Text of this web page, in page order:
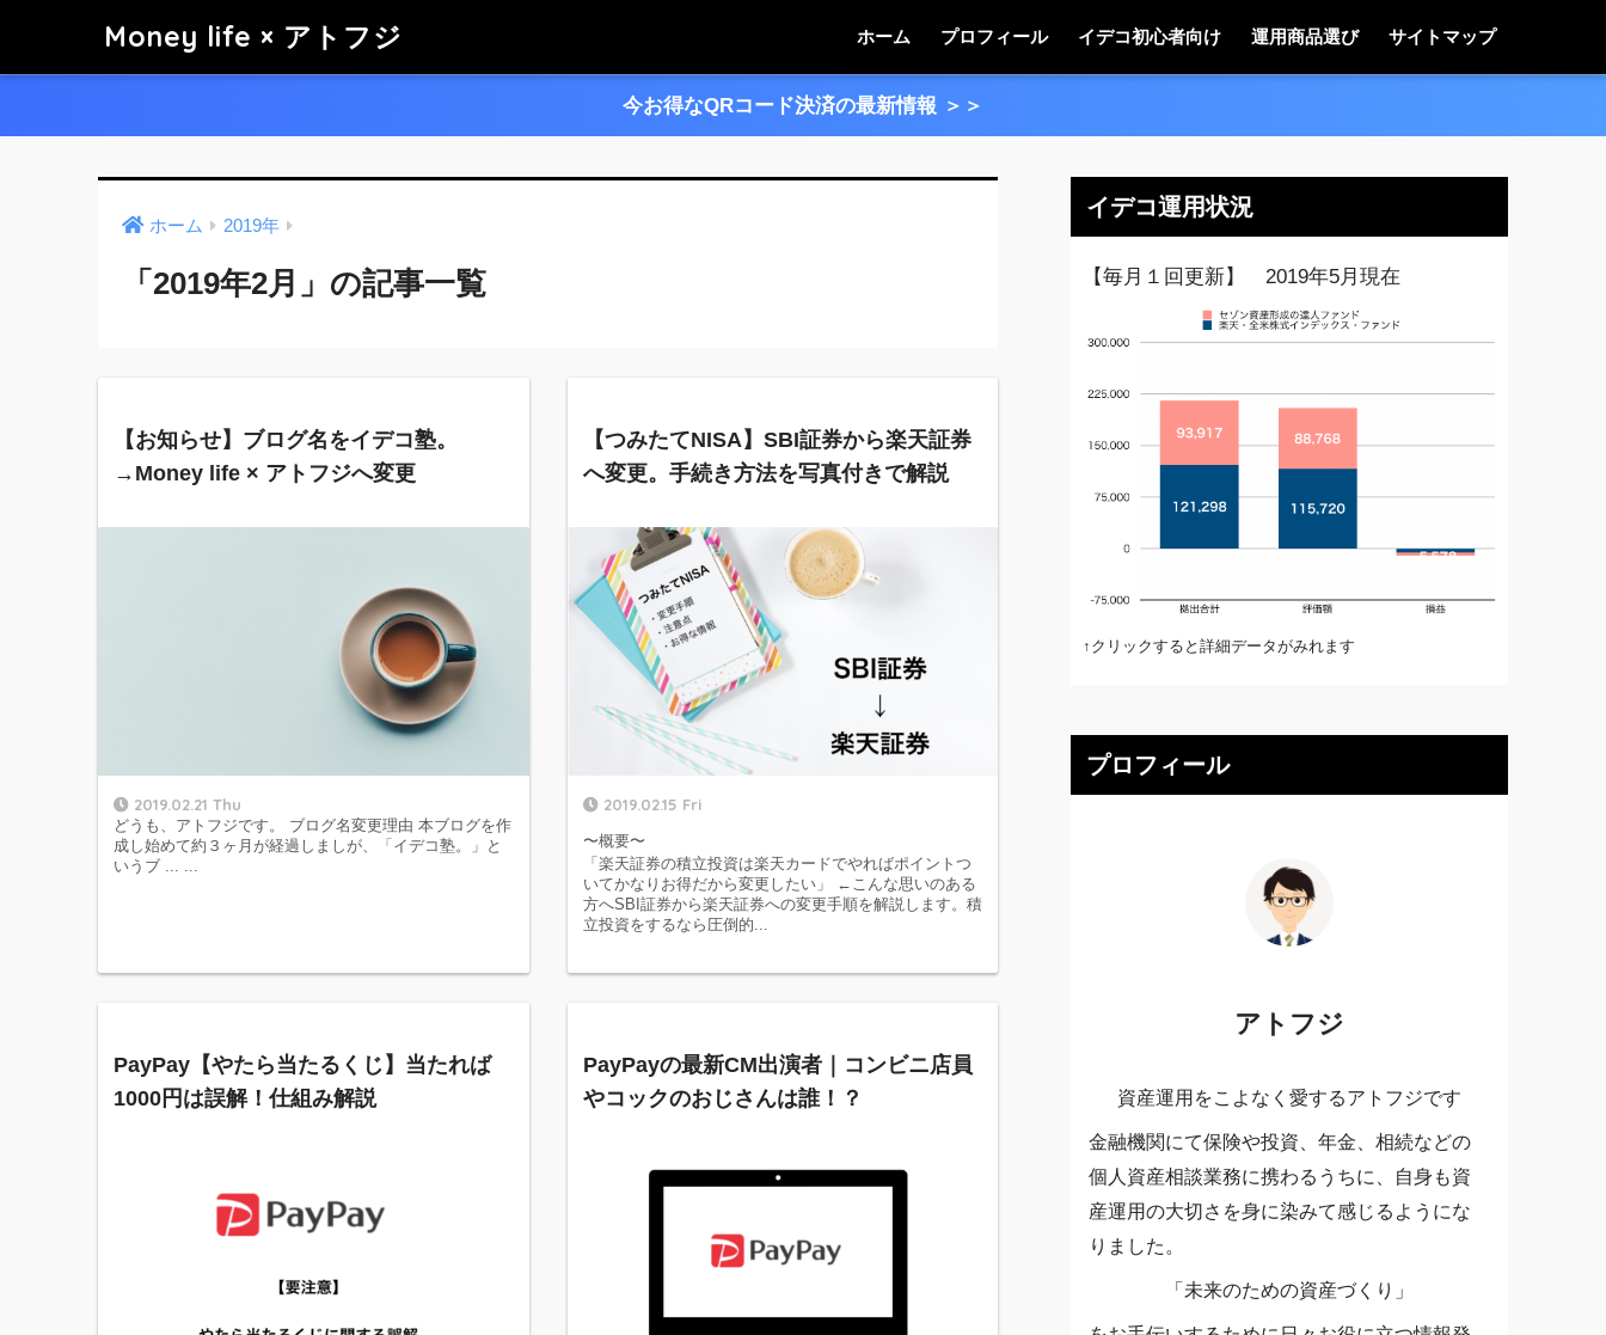
Money life × アトフジ ホーム プロフィール イデコ初心者向け 運用商品選び サイトマップ
今お得なQRコード決済の最新情報 ＞＞
ホーム 2019年
「2019年2月」の記事一覧
【お知らせ】ブログ名をイデコ塾。
→Money life × アトフジへ変更
2019.02.21 Thu
どうも、アトフジです。 ブログ名変更理由 本ブログを作
成し始めて約３ヶ月が経過しましが、「イデコ塾。」と
いうブ ... ...
【つみたてNISA】SBI証券から楽天証券
へ変更。手続き方法を写真付きで解説
2019.02.15 Fri
〜概要〜
「楽天証券の積立投資は楽天カードでやればポイントつ
いてかなりお得だから変更したい」 ←こんな思いのある
方へSBI証券から楽天証券への変更手順を解説します。積
立投資をするなら圧倒的...
PayPay【やたら当たるくじ】当たれば
1000円は誤解！仕組み解説
PayPayの最新CM出演者｜コンビニ店員
やコックのおじさんは誰！？
イデコ運用状況
【毎月１回更新】 2019年5月現在
↑クリックすると詳細データがみれます
プロフィール
アトフジ
資産運用をこよなく愛するアトフジです
金融機関にて保険や投資、年金、相続などの
個人資産相談業務に携わるうちに、自身も資
産運用の大切さを身に染みて感じるようにな
りました。
「未来のための資産づくり」